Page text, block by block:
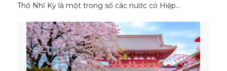
Thổ Nhĩ Kỳ là một trong số các nước có Hiệp…